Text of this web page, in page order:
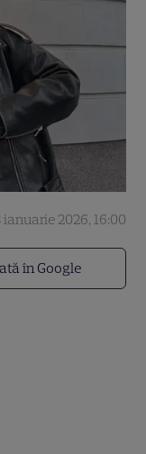
în Google
ianuarie 2026, 16:00